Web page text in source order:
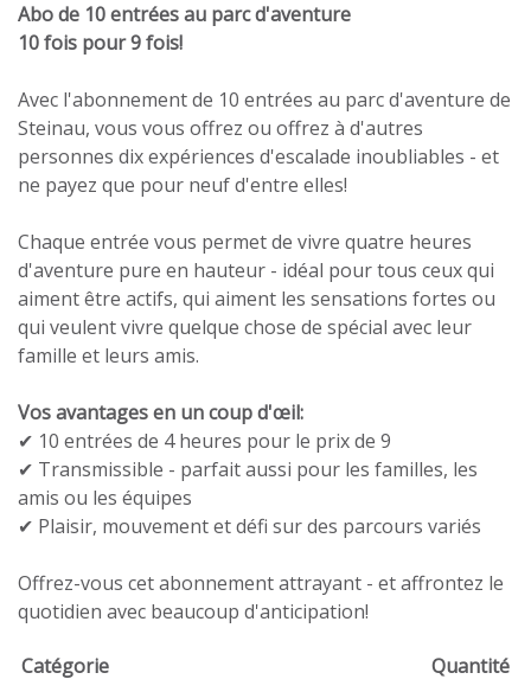
Abo de 10 entrées au parc d'aventure
10 fois pour 9 fois!
Avec l'abonnement de 10 entrées au parc d'aventure de
Steinau, vous vous offrez ou offrez à d'autres
personnes dix expériences d'escalade inoubliables - et
ne payez que pour neuf d'entre elles!
Chaque entrée vous permet de vivre quatre heures
d'aventure pure en hauteur - idéal pour tous ceux qui
aiment être actifs, qui aiment les sensations fortes ou
qui veulent vivre quelque chose de spécial avec leur
famille et leurs amis.
Vos avantages en un coup d'œil:
✔ 10 entrées de 4 heures pour le prix de 9
✔ Transmissible - parfait aussi pour les familles, les
amis ou les équipes
✔ Plaisir, mouvement et défi sur des parcours variés
Offrez-vous cet abonnement attrayant - et affrontez le
quotidien avec beaucoup d'anticipation!
Catégorie Quantité